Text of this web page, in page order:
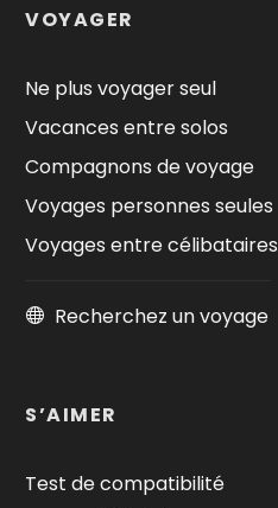
VOYAGER
Ne plus voyager seul
Vacances entre solos
Compagnons de voyage
Voyages personnes seules
Voyages entre célibataires
Recherchez un voyage
S’AIMER
Test de compatibilité